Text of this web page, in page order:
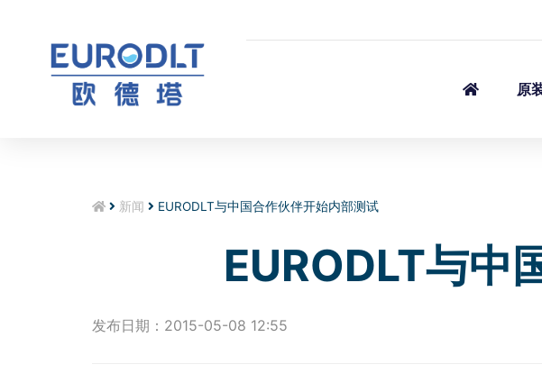
原
新闻 EURODLT与中国合作伙伴开始内部测试
EURODLT与中
发布日期：2015-05-08 12:55